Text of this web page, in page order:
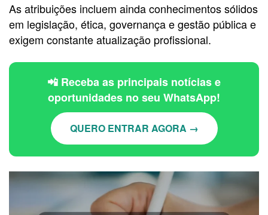
As atribuições incluem ainda conhecimentos sólidos
em legislação, ética, governança e gestão pública e
exigem constante atualização profissional.
📲 Receba as principais notícias e
oportunidades no seu WhatsApp!
QUERO ENTRAR AGORA →